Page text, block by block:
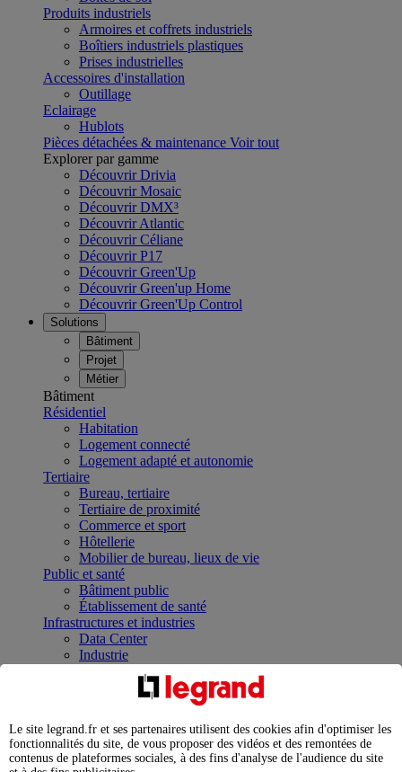
Produits industriels
Armoires et coffrets industriels
Boîtiers industriels plastiques
Prises industrielles
Accessoires d'installation
Outillage
Eclairage
Hublots
Pièces détachées & maintenance Voir tout
Explorer par gamme
Découvrir Drivia
Découvrir Mosaic
Découvrir DMX³
Découvrir Atlantic
Découvrir Céliane
Découvrir P17
Découvrir Green'Up
Découvrir Green'up Home
Découvrir Green'Up Control
Solutions
Bâtiment
Projet
Métier
Bâtiment
Résidentiel
Habitation
Logement connecté
Logement adapté et autonomie
Tertiaire
Bureau, tertiaire
Tertiaire de proximité
Commerce et sport
Hôtellerie
Mobilier de bureau, lieux de vie
Public et santé
Bâtiment public
Établissement de santé
Infrastructures et industries
Data Center
Industrie
Infrastructures
Contrôler et planifier le fonctionnement des appareils
Répartir et optimiser son tableau électrique
Legrand Data Center Solutions : concentrer les
expertises au service de vos performances
Le site legrand.fr et ses partenaires utilisent des cookies afin d'optimiser les
fonctionnalités du site, de vous proposer des vidéos et des remontées de
contenus de plateformes sociales, à des fins d'analyse de l'audience du site